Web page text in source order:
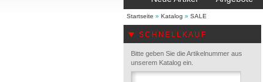
Startseite » Katalog » SALE
SCHNELLKAUF
Bitte geben Sie die Artikelnummer aus
unserem Katalog ein.